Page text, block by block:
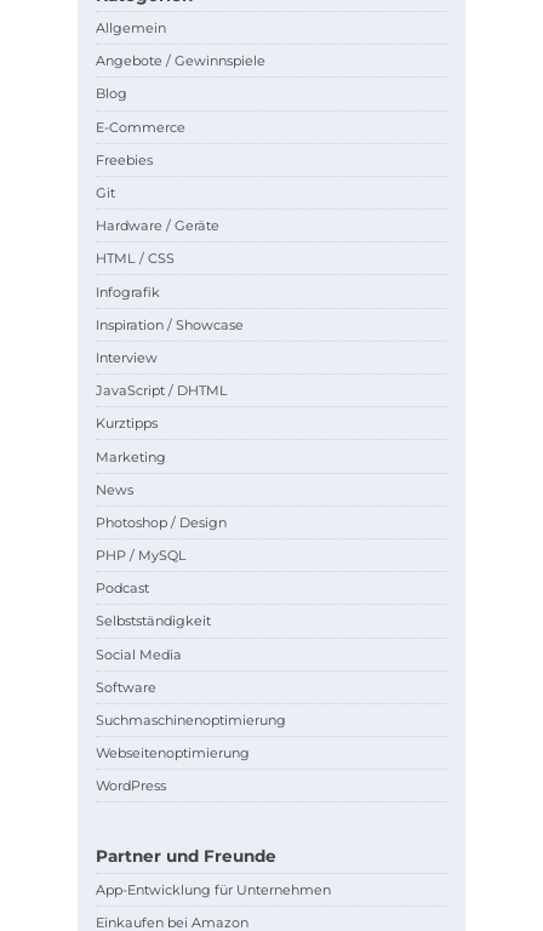
Allgemein
Angebote / Gewinnspiele
Blog
E-Commerce
Freebies
Git
Hardware / Geräte
HTML / CSS
Infografik
Inspiration / Showcase
Interview
JavaScript / DHTML
Kurztipps
Marketing
News
Photoshop / Design
PHP / MySQL
Podcast
Selbstständigkeit
Social Media
Software
Suchmaschinenoptimierung
Webseitenoptimierung
WordPress
Partner und Freunde
App-Entwicklung für Unternehmen
Einkaufen bei Amazon